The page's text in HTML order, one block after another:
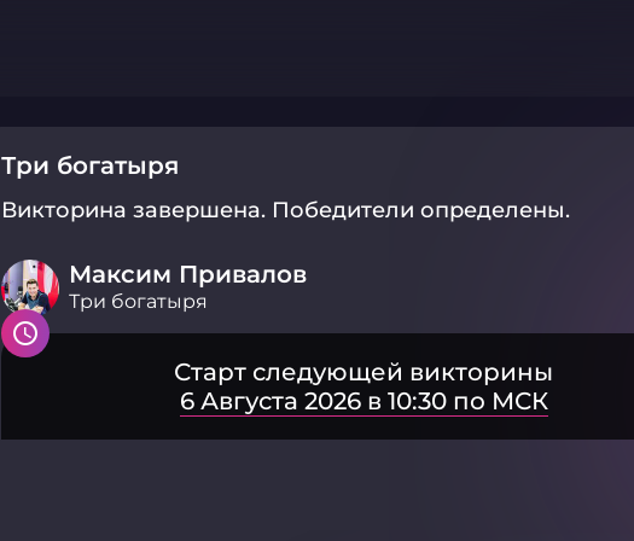
Три богатыря
Викторина завершена. Победители определены.
Максим Привалов
Три богатыря
Старт следующей викторины
6 Августа 2026 в 10:30 по МСК